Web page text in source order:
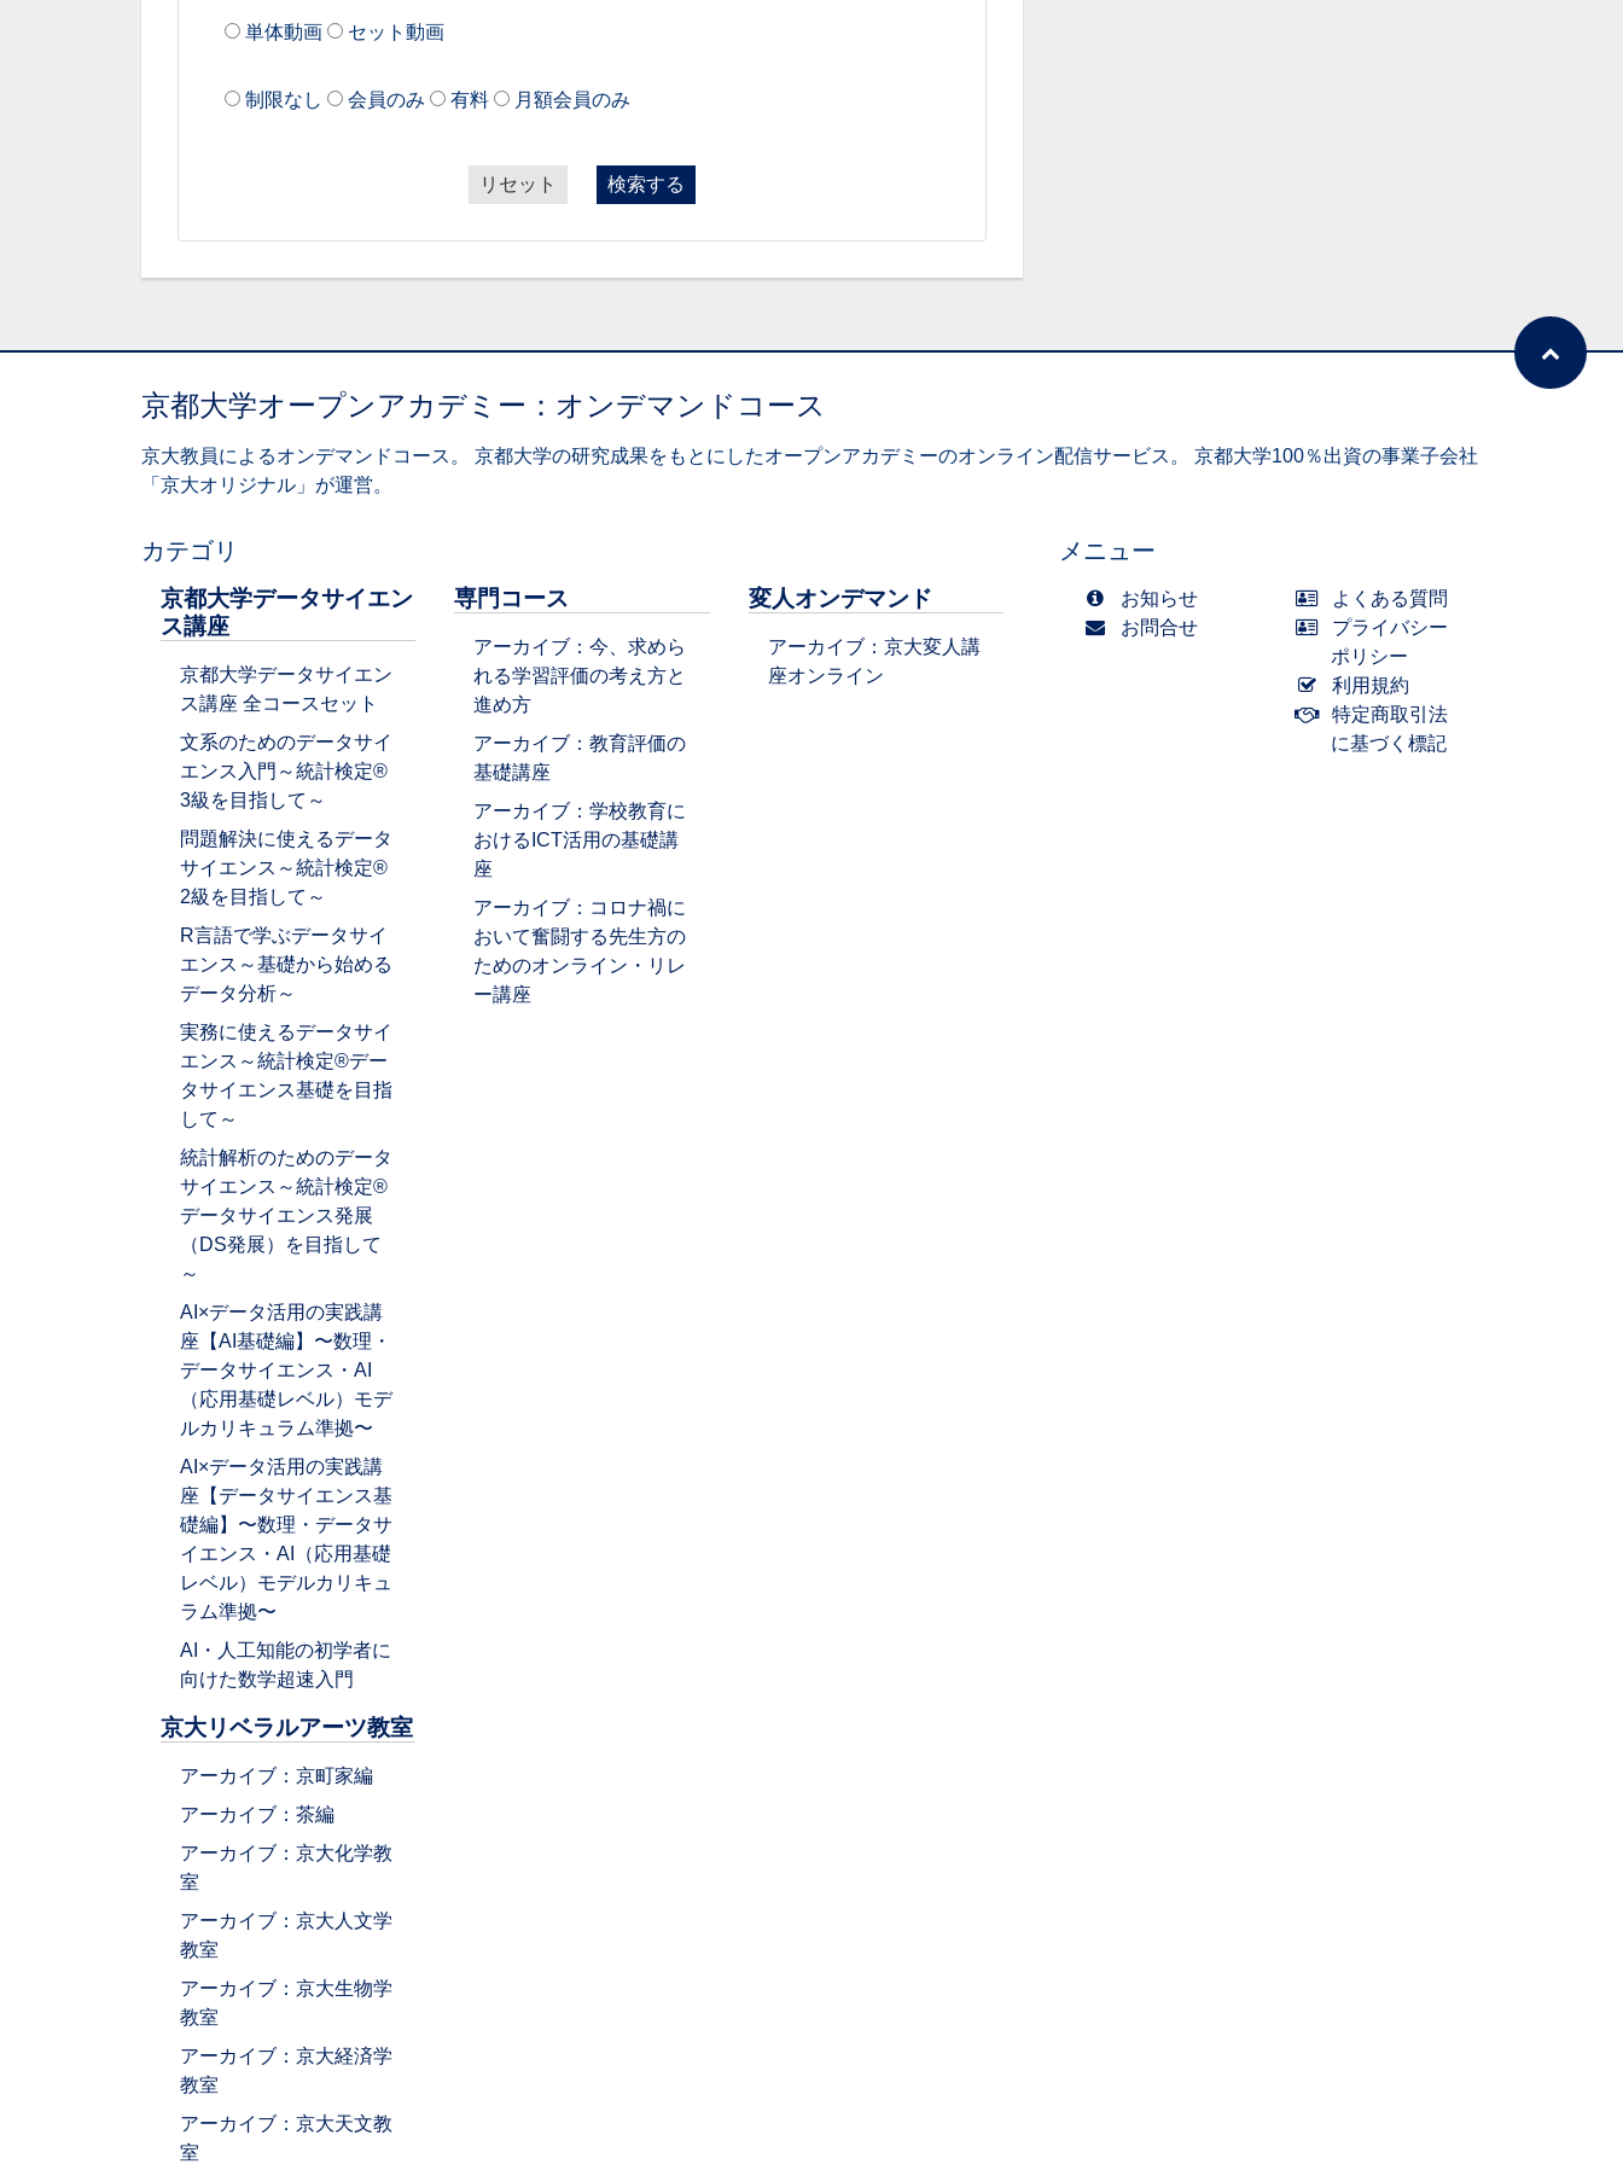
単体動画 セット動画
制限なし 会員のみ 有料 月額会員のみ
リセット 検索する
京都大学オープンアカデミー：オンデマンドコース
京大教員によるオンデマンドコース。 京都大学の研究成果をもとにしたオープンアカデミーのオンライン配信サービス。 京都大学100％出資の事業子会社
「京大オリジナル」が運営。
カテゴリ
京都大学データサイエン
ス講座
京都大学データサイエン
ス講座 全コースセット
文系のためのデータサイ
エンス入門～統計検定®
3級を目指して～
問題解決に使えるデータ
サイエンス～統計検定®
2級を目指して～
R言語で学ぶデータサイ
エンス～基礎から始める
データ分析～
実務に使えるデータサイ
エンス～統計検定®デー
タサイエンス基礎を目指
して～
統計解析のためのデータ
サイエンス～統計検定®
データサイエンス発展
（DS発展）を目指して
～
AI×データ活用の実践講
座【AI基礎編】〜数理・
データサイエンス・AI
（応用基礎レベル）モデ
ルカリキュラム準拠〜
AI×データ活用の実践講
座【データサイエンス基
礎編】〜数理・データサ
イエンス・AI（応用基礎
レベル）モデルカリキュ
ラム準拠〜
AI・人工知能の初学者に
向けた数学超速入門
専門コース
アーカイブ：今、求めら
れる学習評価の考え方と
進め方
アーカイブ：教育評価の
基礎講座
アーカイブ：学校教育に
おけるICT活用の基礎講
座
アーカイブ：コロナ禍に
おいて奮闘する先生方の
ためのオンライン・リレ
ー講座
変人オンデマンド
アーカイブ：京大変人講
座オンライン
京大リベラルアーツ教室
アーカイブ：京町家編
アーカイブ：茶編
アーカイブ：京大化学教
室
アーカイブ：京大人文学
教室
アーカイブ：京大生物学
教室
アーカイブ：京大経済学
教室
アーカイブ：京大天文教
室
メニュー
お知らせ
お問合せ
よくある質問
プライバシー
ポリシー
利用規約
特定商取引法
に基づく標記